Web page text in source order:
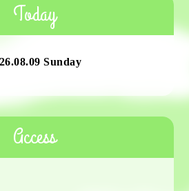
Today
Sunday
Access